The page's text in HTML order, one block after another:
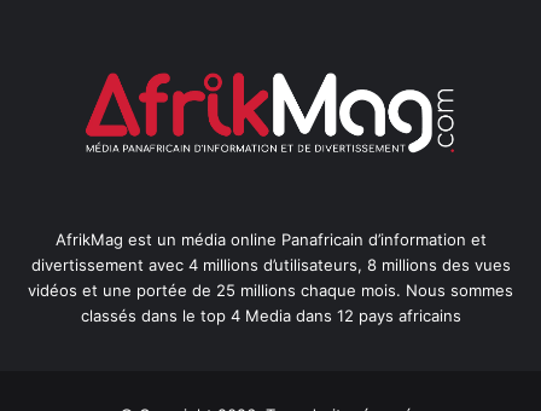
AfrikMag est un média online Panafricain d’information et
divertissement avec 4 millions d’utilisateurs, 8 millions des vues
vidéos et une portée de 25 millions chaque mois. Nous sommes
classés dans le top 4 Media dans 12 pays africains